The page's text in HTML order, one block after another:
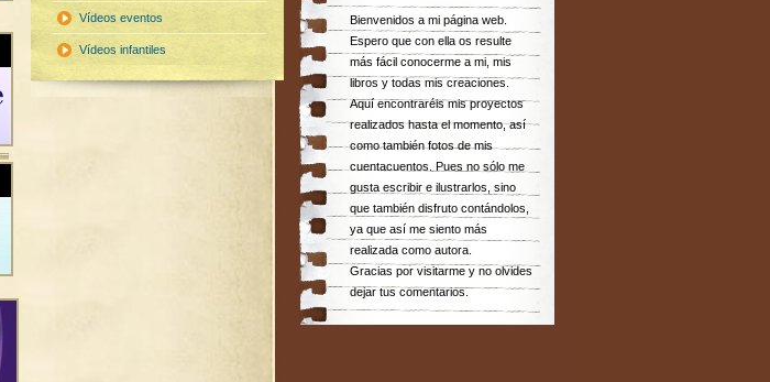
Vídeos eventos
Vídeos infantiles
Bienvenidos a mi página web.
Espero que con ella os resulte
más fácil conocerme a mi, mis
libros y todas mis creaciones.
Aquí encontraréis mis proyectos
realizados hasta el momento, así
como también fotos de mis
cuentacuentos. Pues no sólo me
gusta escribir e ilustrarlos, sino
que también disfruto contándolos,
ya que así me siento más
realizada como autora.
Gracias por visitarme y no olvides
dejar tus comentarios.